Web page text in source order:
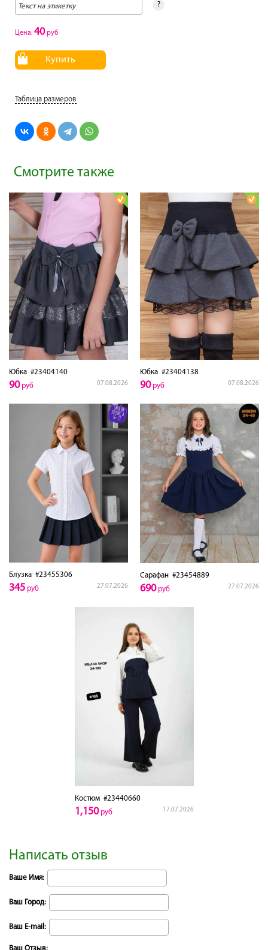
?
Цена: 40руб
Купить
Таблица размеров
Смотрите также
Юбка #23404140
07.08.2026
90руб
Юбка #23404138
07.08.2026
90руб
Блузка #23455306
27.07.2026
345 руб
Сарафан #23454889
27.07.2026
690руб
Костюм#23440660
17.07.2026
1,150руб
Написать отзыв
Ваше Имя:
Ваш Город:
Ваш E-mail: